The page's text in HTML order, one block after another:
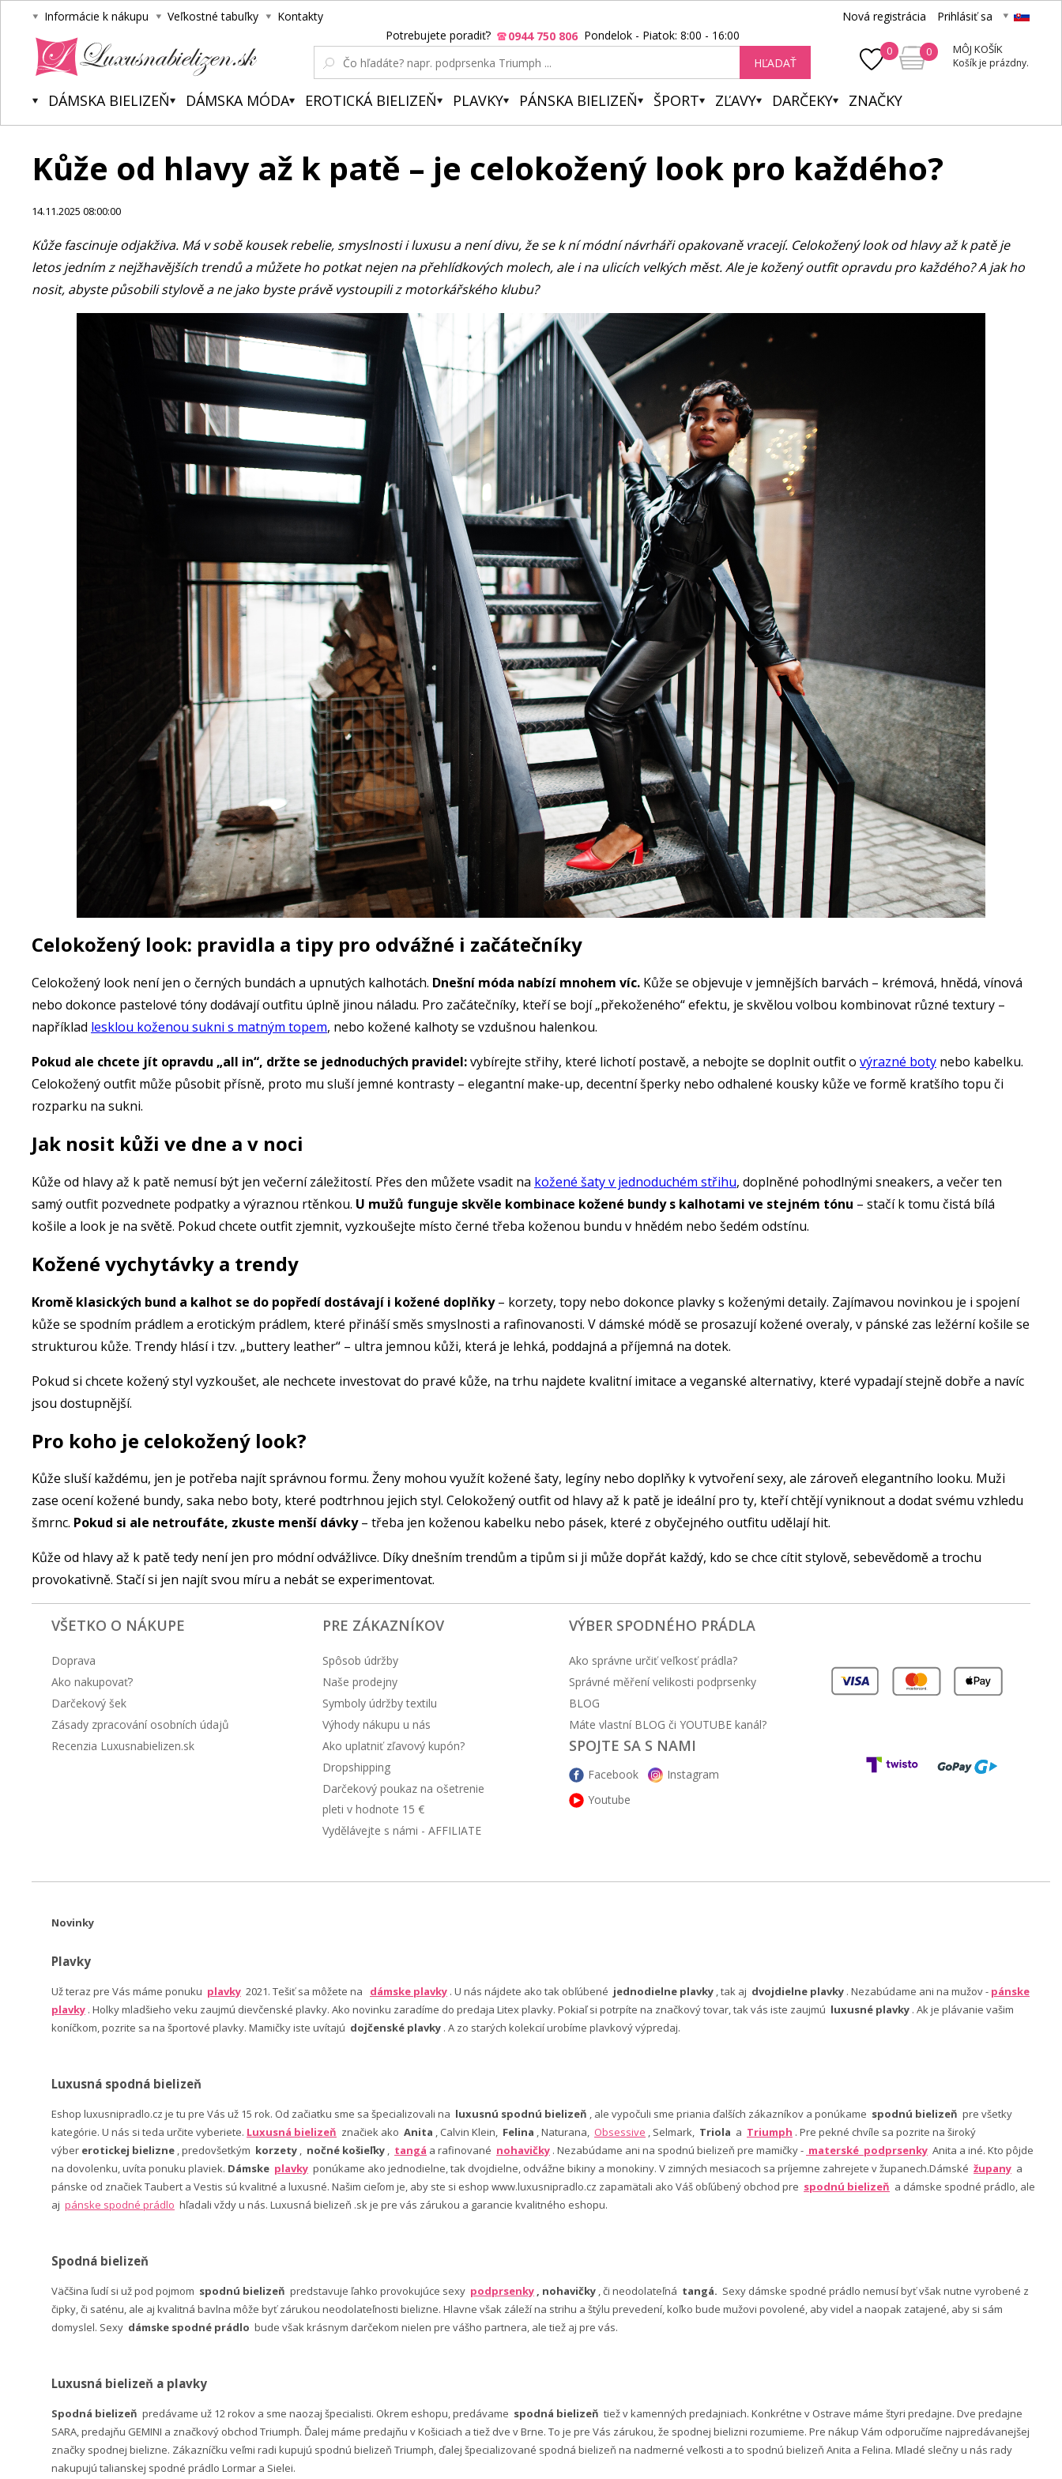
Informácie k nákupu Veľkostné tabuľky Kontakty Nová registrácia Prihlásiť sa
0 0 MÔJ KOŠÍK
Košík je prázdny.
Potrebujete poradiť? 0944 750 806 Pondelok - Piatok: 8:00 - 16:00
HĽADAŤ
DÁMSKA BIELIZEŇ DÁMSKA MÓDA EROTICKÁ BIELIZEŇ PLAVKY PÁNSKA BIELIZEŇ ŠPORT ZĽAVY DARČEKY ZNAČKY
Kůže od hlavy až k patě – je celokožený look pro každého?
14.11.2025 08:00:00
Kůže fascinuje odjakživa. Má v sobě kousek rebelie, smyslnosti i luxusu a není divu, že se k ní módní návrháři opakovaně vracejí. Celokožený look od hlavy až k patě je
letos jedním z nejžhavějších trendů a můžete ho potkat nejen na přehlídkových molech, ale i na ulicích velkých měst. Ale je kožený outfit opravdu pro každého? A jak ho
nosit, abyste působili stylově a ne jako byste právě vystoupili z motorkářského klubu?
Celokožený look: pravidla a tipy pro odvážné i začátečníky
Celokožený look není jen o černých bundách a upnutých kalhotách. Dnešní móda nabízí mnohem víc. Kůže se objevuje v jemnějších barvách – krémová, hnědá, vínová
nebo dokonce pastelové tóny dodávají outfitu úplně jinou náladu. Pro začátečníky, kteří se bojí „překoženého“ efektu, je skvělou volbou kombinovat různé textury –
například lesklou koženou sukni s matným topem, nebo kožené kalhoty se vzdušnou halenkou.
Pokud ale chcete jít opravdu „all in“, držte se jednoduchých pravidel:vybírejte střihy, které lichotí postavě, a nebojte se doplnit outfit o výrazné boty nebo kabelku.
Celokožený outfit může působit přísně, proto mu sluší jemné kontrasty – elegantní make-up, decentní šperky nebo odhalené kousky kůže ve formě kratšího topu či
rozparku na sukni.
Jak nosit kůži ve dne a v noci
Kůže od hlavy až k patě nemusí být jen večerní záležitostí. Přes den můžete vsadit na kožené šaty v jednoduchém střihu, doplněné pohodlnými sneakers, a večer ten
samý outfit pozvednete podpatky a výraznou rtěnkou. U mužů funguje skvěle kombinace kožené bundy s kalhotami ve stejném tónu – stačí k tomu čistá bílá
košile a look je na světě. Pokud chcete outfit zjemnit, vyzkoušejte místo černé třeba koženou bundu v hnědém nebo šedém odstínu.
Kožené vychytávky a trendy
Kromě klasických bund a kalhot se do popředí dostávají i kožené doplňky– korzety, topy nebo dokonce plavky s koženými detaily. Zajímavou novinkou je i spojení
kůže se spodním prádlem a erotickým prádlem, které přináší směs smyslnosti a rafinovanosti. V dámské módě se prosazují kožené overaly, v pánské zas ležérní košile se
strukturou kůže. Trendy hlásí i tzv. „buttery leather“ – ultra jemnou kůži, která je lehká, poddajná a příjemná na dotek.
Pokud si chcete kožený styl vyzkoušet, ale nechcete investovat do pravé kůže, na trhu najdete kvalitní imitace a veganské alternativy, které vypadají stejně dobře a navíc
jsou dostupnější.
Pro koho je celokožený look?
Kůže sluší každému, jen je potřeba najít správnou formu. Ženy mohou využít kožené šaty, legíny nebo doplňky k vytvoření sexy, ale zároveň elegantního looku. Muži
zase ocení kožené bundy, saka nebo boty, které podtrhnou jejich styl. Celokožený outfit od hlavy až k patě je ideální pro ty, kteří chtějí vyniknout a dodat svému vzhledu
šmrnc. Pokud si ale netroufáte, zkuste menší dávky– třeba jen koženou kabelku nebo pásek, které z obyčejného outfitu udělají hit.
Kůže od hlavy až k patě tedy není jen pro módní odvážlivce. Díky dnešním trendům a tipům si ji může dopřát každý, kdo se chce cítit stylově, sebevědomě a trochu
provokativně. Stačí si jen najít svou míru a nebát se experimentovat.
VŠETKO O NÁKUPE
Doprava
Ako nakupovať?
Darčekový šek
Zásady zpracování osobních údajů
Recenzia Luxusnabielizen.sk
PRE ZÁKAZNÍKOV
Spôsob údržby
Naše prodejny
Symboly údržby textilu
Výhody nákupu u nás
Ako uplatniť zľavový kupón?
Dropshipping
Darčekový poukaz na ošetrenie
pleti v hodnote 15 €
Vydělávejte s námi - AFFILIATE
VÝBER SPODNÉHO PRÁDLA
Ako správne určiť veľkosť prádla?
Správné měření velikosti podprsenky
BLOG
Máte vlastní BLOG či YOUTUBE kanál?
SPOJTE SA S NAMI
Facebook
Instagram
Youtube
Novinky
Plavky
Už teraz pre Vás máme ponuku plavky 2021. Tešiť sa môžete na dámske plavky . U nás nájdete ako tak obľúbené jednodielne plavky , tak aj dvojdielne plavky . Nezabúdame ani na mužov - pánske
plavky . Holky mladšieho veku zaujmú dievčenské plavky. Ako novinku zaradíme do predaja Litex plavky. Pokiaľ si potrpíte na značkový tovar, tak vás iste zaujmú luxusné plavky . Ak je plávanie vašim
koníčkom, pozrite sa na športové plavky. Mamičky iste uvítajú dojčenské plavky . A zo starých kolekcií urobíme plavkový výpredaj.
Luxusná spodná bielizeň
Eshop luxusnipradlo.cz je tu pre Vás už 15 rok. Od začiatku sme sa špecializovali na luxusnú spodnú bielizeň , ale vypočuli sme priania ďalších zákazníkov a ponúkame spodnú bielizeň pre všetky
kategórie. U nás si teda určite vyberiete. Luxusná bielizeň značiek ako Anita , Calvin Klein, Felina , Naturana, Obsessive , Selmark, Triola a Triumph . Pre pekné chvíle sa pozrite na široký
výber erotickej bielizne , predovšetkým korzety , nočné košieľky , tangá a rafinované nohavičky . Nezabúdame ani na spodnú bielizeň pre mamičky - materské podprsenky Anita a iné. Kto pôjde
na dovolenku, uvíta ponuku plaviek. Dámske plavky ponúkame ako jednodielne, tak dvojdielne, odvážne bikiny a monokiny. V zimných mesiacoch sa príjemne zahrejete v županech.Dámské župany a
pánske od značiek Taubert a Vestis sú kvalitné a luxusné. Našim cieľom je, aby ste si eshop www.luxusnipradlo.cz zapamätali ako Váš obľúbený obchod pre spodnú bielizeň a dámske spodné prádlo, ale
aj pánske spodné prádlo hľadali vždy u nás. Luxusná bielizeň .sk je pre vás zárukou a garancie kvalitného eshopu.
Spodná bielizeň
Väčšina ľudí si už pod pojmom spodnú bielizeň predstavuje ľahko provokujúce sexy podprsenky , nohavičky , či neodolateľná tangá. Sexy dámske spodné prádlo nemusí byť však nutne vyrobené z
čipky, či saténu, ale aj kvalitná bavlna môže byť zárukou neodolateľnosti bielizne. Hlavne však záleží na strihu a štýlu prevedení, koľko bude mužovi povolené, aby videl a naopak zatajené, aby si sám
domyslel. Sexy dámske spodné prádlo bude však krásnym darčekom nielen pre vášho partnera, ale tiež aj pre vás.
Luxusná bielizeň a plavky
Spodná bielizeň predávame už 12 rokov a sme naozaj špecialisti. Okrem eshopu, predávame spodná bielizeň tiež v kamenných predajniach. Konkrétne v Ostrave máme štyri predajne. Dve predajne
SARA, predajňu GEMINI a značkový obchod Triumph. Ďalej máme predajňu v Košiciach a tiež dve v Brne. To je pre Vás zárukou, že spodnej bielizni rozumieme. Pre nákup Vám odporučíme najpredávanejšej
značky spodnej bielizne. Zákazníčku veľmi radi kupujú spodnú bielizeň Triumph, ďalej špecializované spodná bielizeň na nadmerné veľkosti a to spodnú bielizeň Anita a Felina. Mladé slečny u nás rady
nakupujú talianskej spodné prádlo Lormar a Sielei.